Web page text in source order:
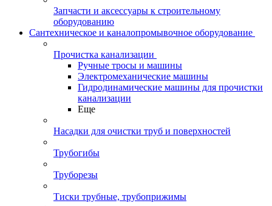
Запчасти и аксессуары к строительному
оборудованию
Сантехническое и каналопромывочное оборудование
Прочистка канализации
Ручные тросы и машины
Электромеханические машины
Гидродинамические машины для прочистки
канализации
Еще
Насадки для очистки труб и поверхностей
Трубогибы
Труборезы
Тиски трубные, трубоприжимы